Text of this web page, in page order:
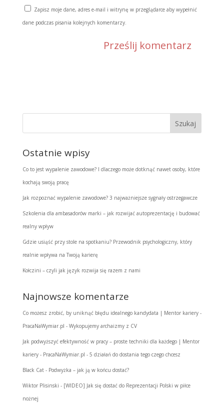
Zapisz moje dane, adres e-mail i witrynę w przeglądarce aby wypełnić
dane podczas pisania kolejnych komentarzy.
Ostatnie wpisy
Co to jest wypalenie zawodowe? I dlaczego może dotknąć nawet osoby, które
kochają swoją pracę
Jak rozpoznać wypalenie zawodowe? 3 najważniejsze sygnały ostrzegawcze
Szkolenia dla ambasadorów marki – jak rozwijać autoprezentację i budować
realny wpływ
Gdzie usiąść przy stole na spotkaniu? Przewodnik psychologiczny, który
realnie wpływa na Twoją karierę
Kołczini – czyli jak język rozwija się razem z nami
Najnowsze komentarze
Co możesz zrobić, by uniknąć błędu idealnego kandydata | Mentor kariery -
PracaNaWymiar.pl - Wykopujemy archaizmy z CV
Jak podwyższyć efektywność w pracy – proste techniki dla każdego | Mentor
kariery - PracaNaWymiar.pl - 5 działań do dostania tego czego chcesz
Black Cat- Podwyżka – jak ją w końcu dostać?
Wiktor Plisinski - [WIDEO] Jak się dostać do Reprezentacji Polski w piłce
nożnej